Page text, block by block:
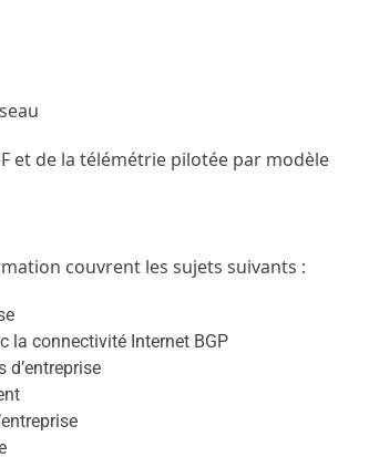
et de la télémétrie pilotée par modèle
couvrent les sujets suivants :
la connectivité Internet BGP
d’entreprise